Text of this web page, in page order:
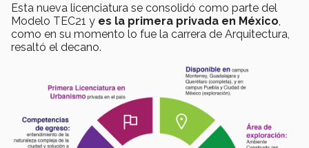
Esta nueva licenciatura se consolidó como parte del
Modelo TEC21 y es la primera privada en México,
como en su momento lo fue la carrera de Arquitectura,
resaltó el decano.